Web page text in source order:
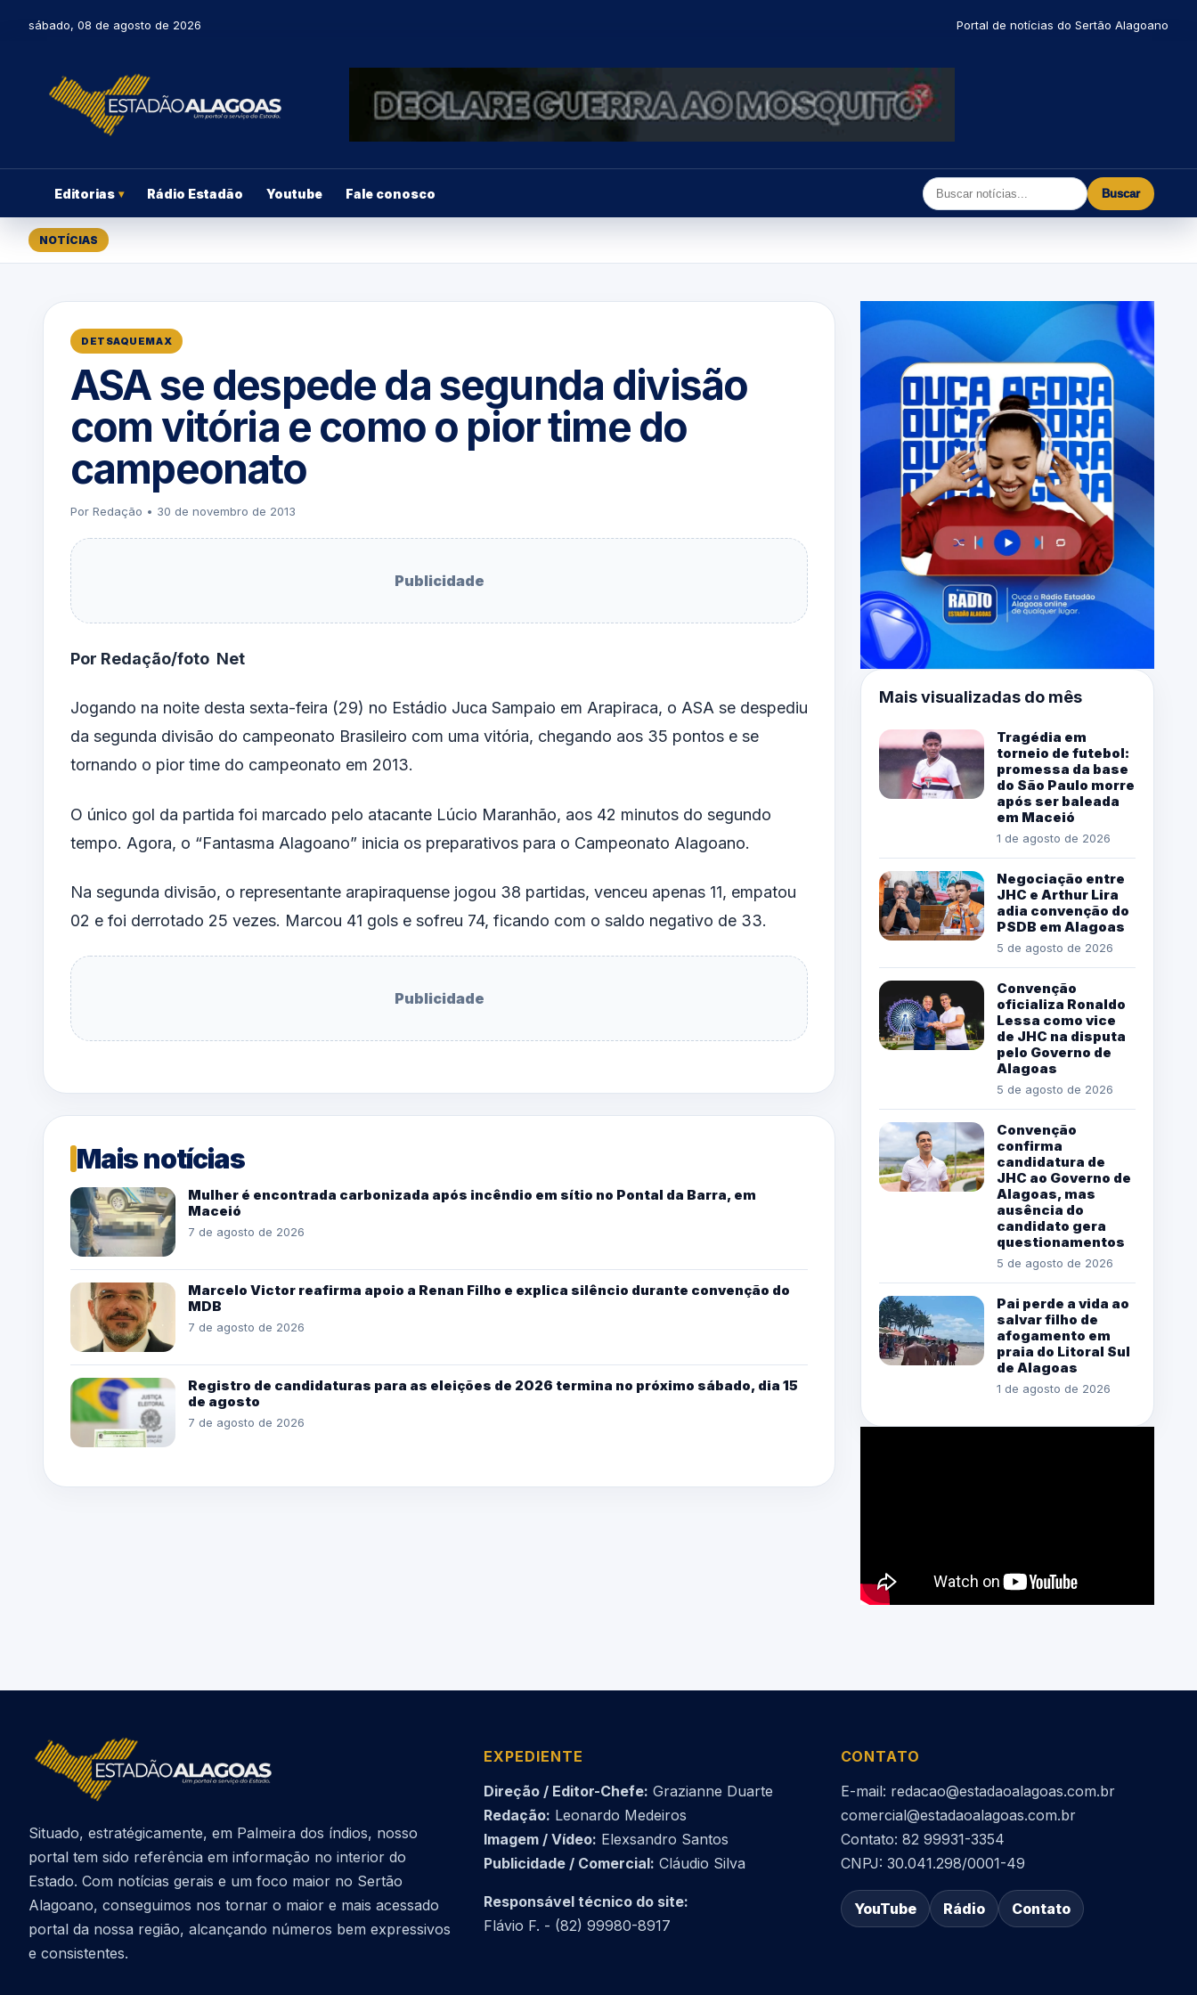
sábado, 08 de agosto de 2026 Portal de notícias do Sertão Alagoano
Editorias ▾ Rádio Estadão Youtube Fale conosco Buscar
NOTÍCIAS
DETSAQUEMAX
ASA se despede da segunda divisão
com vitória e como o pior time do
campeonato
Por Redação • 30 de novembro de 2013
Publicidade
Por Redação/foto Net
Jogando na noite desta sexta-feira (29) no Estádio Juca Sampaio em Arapiraca, o ASA se despediu
da segunda divisão do campeonato Brasileiro com uma vitória, chegando aos 35 pontos e se
tornando o pior time do campeonato em 2013.
O único gol da partida foi marcado pelo atacante Lúcio Maranhão, aos 42 minutos do segundo
tempo. Agora, o “Fantasma Alagoano” inicia os preparativos para o Campeonato Alagoano.
Na segunda divisão, o representante arapiraquense jogou 38 partidas, venceu apenas 11, empatou
02 e foi derrotado 25 vezes. Marcou 41 gols e sofreu 74, ficando com o saldo negativo de 33.
Publicidade
Mais notícias
Mulher é encontrada carbonizada após incêndio em sítio no Pontal da Barra, em
Maceió
7 de agosto de 2026
Marcelo Victor reafirma apoio a Renan Filho e explica silêncio durante convenção do
MDB
7 de agosto de 2026
Registro de candidaturas para as eleições de 2026 termina no próximo sábado, dia 15
de agosto
7 de agosto de 2026
Mais visualizadas do mês
Tragédia em
torneio de futebol:
promessa da base
do São Paulo morre
após ser baleada
em Maceió
1 de agosto de 2026
Negociação entre
JHC e Arthur Lira
adia convenção do
PSDB em Alagoas
5 de agosto de 2026
Convenção
oficializa Ronaldo
Lessa como vice
de JHC na disputa
pelo Governo de
Alagoas
5 de agosto de 2026
Convenção
confirma
candidatura de
JHC ao Governo de
Alagoas, mas
ausência do
candidato gera
questionamentos
5 de agosto de 2026
Pai perde a vida ao
salvar filho de
afogamento em
praia do Litoral Sul
de Alagoas
1 de agosto de 2026
Situado, estratégicamente, em Palmeira dos índios, nosso
portal tem sido referência em informação no interior do
Estado. Com notícias gerais e um foco maior no Sertão
Alagoano, conseguimos nos tornar o maior e mais acessado
portal da nossa região, alcançando números bem expressivos
e consistentes.
EXPEDIENTE
Direção / Editor-Chefe: Grazianne Duarte
Redação: Leonardo Medeiros
Imagem / Vídeo: Elexsandro Santos
Publicidade / Comercial: Cláudio Silva
Responsável técnico do site:
Flávio F. - (82) 99980-8917
CONTATO
E-mail: redacao@estadaoalagoas.com.br
comercial@estadaoalagoas.com.br
Contato: 82 99931-3354
CNPJ: 30.041.298/0001-49
YouTube Rádio Contato